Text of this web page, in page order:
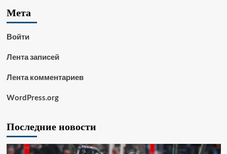
Мета
Войти
Лента записей
Лента комментариев
WordPress.org
Последние новости